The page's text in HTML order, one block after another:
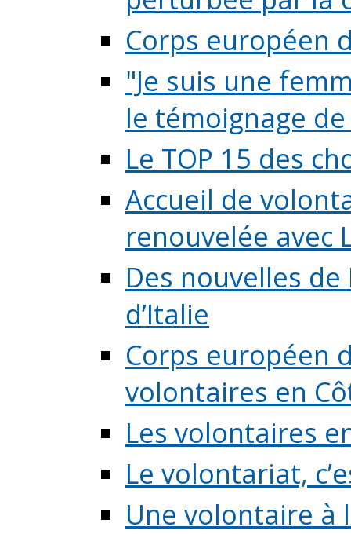
Corps européen
"Je suis une
le témoignage de
Le TOP 15 des
Accueil de
renouvelée avec
Des nouvelles
d’Italie
Corps européen
volontaires en
Les volontaires
Le volontariat,
Une volontaire à